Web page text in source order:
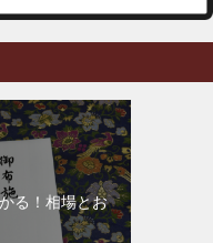
る！相場とお